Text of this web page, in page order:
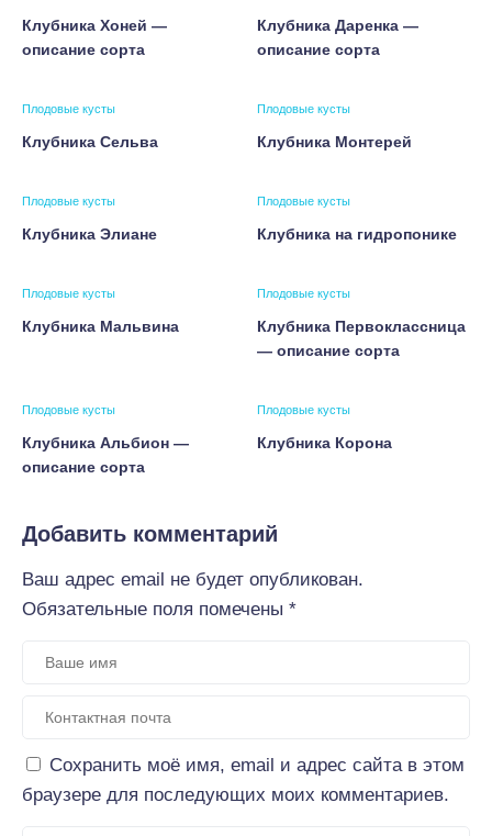
Клубника Хоней —
описание сорта
Клубника Даренка —
описание сорта
Плодовые кусты
Клубника Сельва
Плодовые кусты
Клубника Монтерей
Плодовые кусты
Клубника Элиане
Плодовые кусты
Клубника на гидропонике
Плодовые кусты
Клубника Мальвина
Плодовые кусты
Клубника Первоклассница
— описание сорта
Плодовые кусты
Клубника Альбион —
описание сорта
Плодовые кусты
Клубника Корона
Добавить комментарий
Ваш адрес email не будет опубликован.
Обязательные поля помечены *
Сохранить моё имя, email и адрес сайта в этом
браузере для последующих моих комментариев.